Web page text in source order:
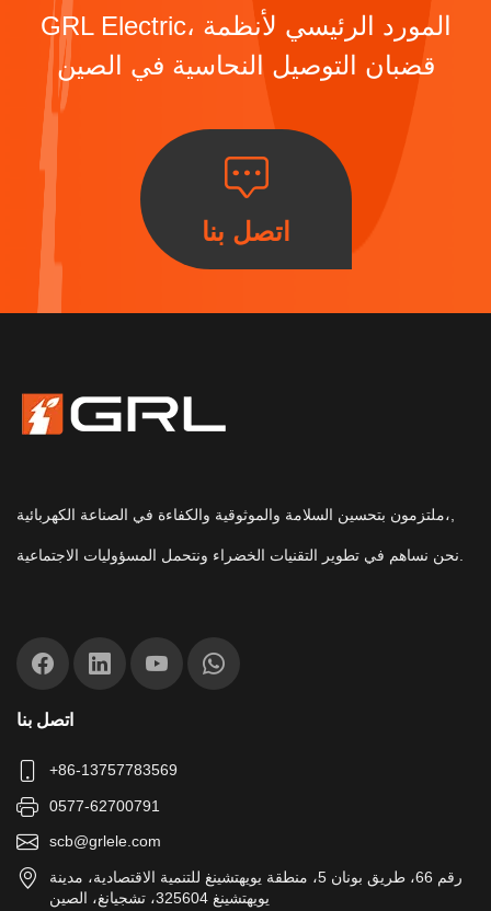
GRL Electric، المورد الرئيسي لأنظمة
قضبان التوصيل النحاسية في الصين
اتصل بنا
ملتزمون بتحسين السلامة والموثوقية والكفاءة في الصناعة الكهربائية،,
اتصل بنا
+86-13757783569
0577-62700791
scb@grlele.com
رقم 66، طريق بونان 5، منطقة يويهتشينغ للتنمية الاقتصادية، مدينة
يويهتشينغ 325604، تشجيانغ، الصين